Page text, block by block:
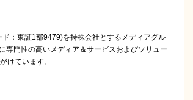
：東証1部9479)を持株会社とするメディアグル
専門性の高いメディア＆サービスおよびソリュー
けています。